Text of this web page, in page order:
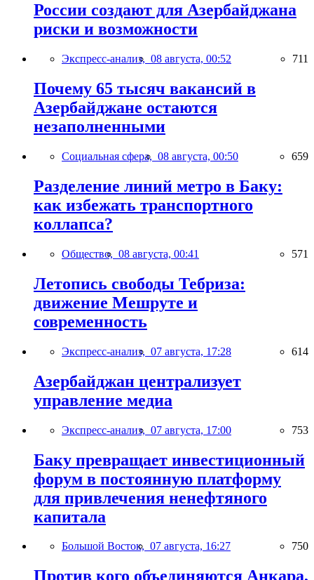
России создают для Азербайджана
риски и возможности
Экспресс-анализ, 08 августа, 00:52 711
Почему 65 тысяч вакансий в
Азербайджане остаются
незаполненными
Социальная сфера, 08 августа, 00:50 659
Разделение линий метро в Баку:
как избежать транспортного
коллапса?
Общество, 08 августа, 00:41 571
Летопись свободы Тебриза:
движение Мешруте и
современность
Экспресс-анализ, 07 августа, 17:28 614
Азербайджан централизует
управление медиа
Экспресс-анализ, 07 августа, 17:00 753
Баку превращает инвестиционный
форум в постоянную платформу
для привлечения ненефтяного
капитала
Большой Восток, 07 августа, 16:27 750
Против кого объединяются Анкара,